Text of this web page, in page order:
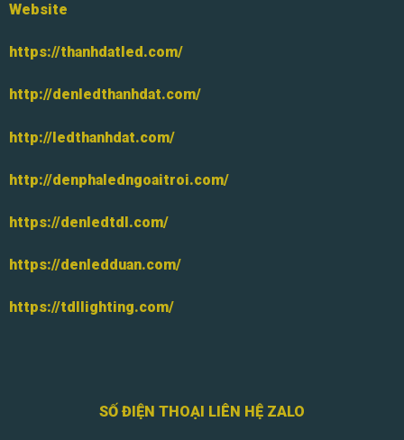
Website
https://thanhdatled.com/
http://denledthanhdat.com/
http://ledthanhdat.com/
http://denphaledngoaitroi.com/
https://denledtdl.com/
https://denledduan.com/
https://tdllighting.com/
SỐ ĐIỆN THOẠI LIÊN HỆ ZALO